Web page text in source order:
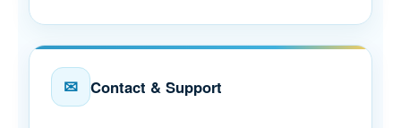
✉ Contact & Support